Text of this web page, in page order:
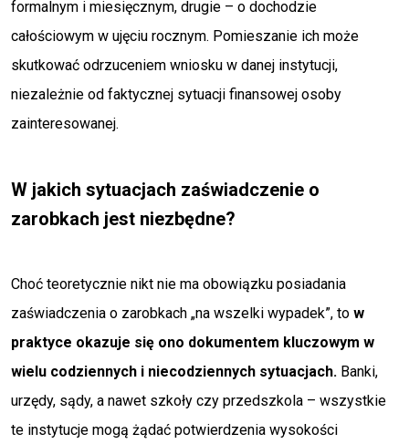
formalnym i miesięcznym, drugie – o dochodzie
całościowym w ujęciu rocznym. Pomieszanie ich może
skutkować odrzuceniem wniosku w danej instytucji,
niezależnie od faktycznej sytuacji finansowej osoby
zainteresowanej.
W jakich sytuacjach zaświadczenie o
zarobkach jest niezbędne?
Choć teoretycznie nikt nie ma obowiązku posiadania
zaświadczenia o zarobkach „na wszelki wypadek”, to w
praktyce okazuje się ono dokumentem kluczowym w
wielu codziennych i niecodziennych sytuacjach. Banki,
urzędy, sądy, a nawet szkoły czy przedszkola – wszystkie
te instytucje mogą żądać potwierdzenia wysokości